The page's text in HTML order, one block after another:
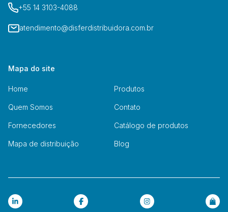
+55 14 3103-4088
atendimento@disferdistribuidora.com.br
Mapa do site
Home
Quem Somos
Fornecedores
Mapa de distribuição
Produtos
Contato
Catálogo de produtos
Blog